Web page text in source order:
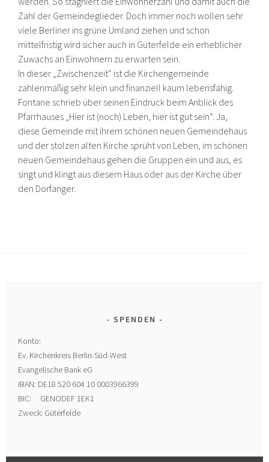
Zahl der Gemeindeglieder. Doch immer noch wollen sehr
viele Berliner ins grüne Umland ziehen und schon
mittelfristig wird sicher auch in Güterfelde ein erheblicher
Zuwachs an Einwohnern zu erwarten sein.
In dieser „Zwischenzeit“ ist die Kirchengemeinde
zahlenmäßig sehr klein und finanziell kaum lebensfähig.
Fontane schrieb über seinen Eindruck beim Anblick des
Pfarrhauses „Hier ist (noch) Leben, hier ist gut sein“. Ja,
diese Gemeinde mit ihrem schönen neuen Gemeindehaus
und der stolzen alten Kirche sprüht von Leben, im schönen
neuen Gemeindehaus gehen die Gruppen ein und aus, es
singt und klingt aus diesem Haus oder aus der Kirche über
den Dorfanger.
SPENDEN
Konto:
Ev. Kirchenkreis Berlin-Süd-West
Evangelische Bank eG
IBAN: DE18 520 604 10 0003966399
BIC: GENODEF 1EK1
Zweck: Güterfelde